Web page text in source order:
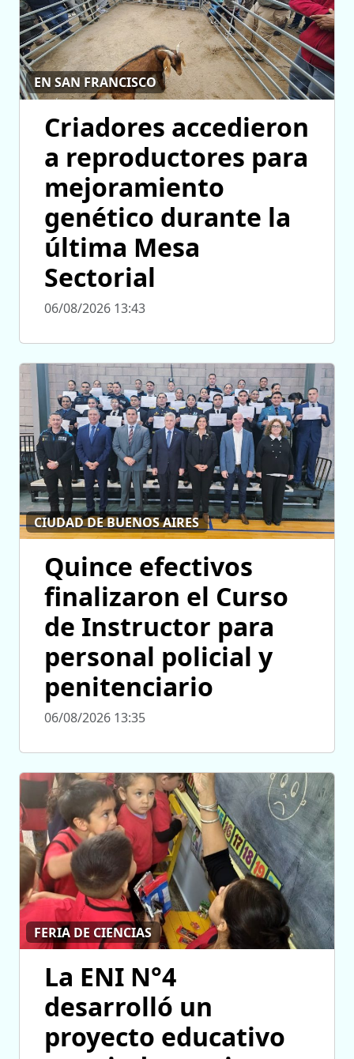
EN SAN FRANCISCO
Criadores accedieron
a reproductores para
mejoramiento
genético durante la
última Mesa
Sectorial
06/08/2026 13:43
CIUDAD DE BUENOS AIRES
Quince efectivos
finalizaron el Curso
de Instructor para
personal policial y
penitenciario
06/08/2026 13:35
FERIA DE CIENCIAS
La ENI N°4
desarrolló un
proyecto educativo